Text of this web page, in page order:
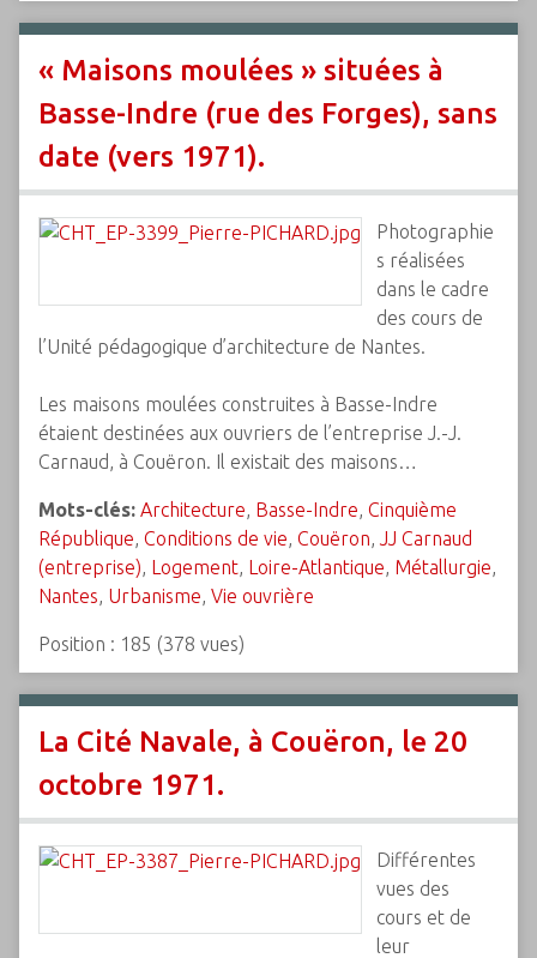
« Maisons moulées » situées à
Basse-Indre (rue des Forges), sans
date (vers 1971).
Photographie
s réalisées
dans le cadre
des cours de
l’Unité pédagogique d’architecture de Nantes.
Les maisons moulées construites à Basse-Indre
étaient destinées aux ouvriers de l’entreprise J.-J.
Carnaud, à Couëron. Il existait des maisons…
Mots-clés: Architecture, Basse-Indre, Cinquième
République, Conditions de vie, Couëron, JJ Carnaud
(entreprise), Logement, Loire-Atlantique, Métallurgie,
Nantes, Urbanisme, Vie ouvrière
Position : 185 (378 vues)
La Cité Navale, à Couëron, le 20
octobre 1971.
Différentes
vues des
cours et de
leur